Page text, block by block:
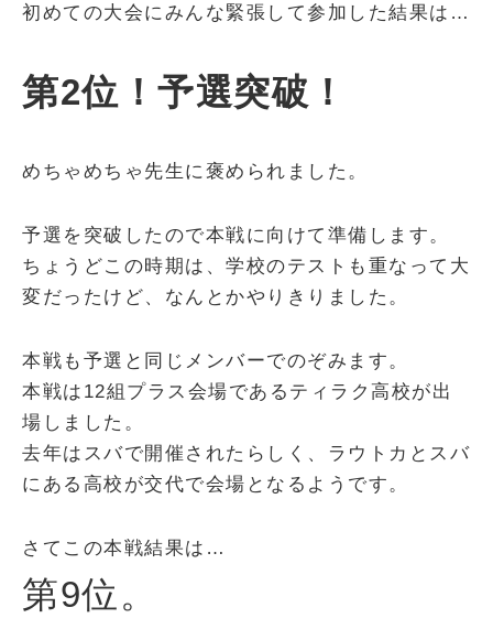
初めての大会にみんな緊張して参加した結果は…
第2位！予選突破！
めちゃめちゃ先生に褒められました。
予選を突破したので本戦に向けて準備します。
ちょうどこの時期は、学校のテストも重なって大
変だったけど、なんとかやりきりました。
本戦も予選と同じメンバーでのぞみます。
本戦は12組プラス会場であるティラク高校が出
場しました。
去年はスバで開催されたらしく、ラウトカとスバ
にある高校が交代で会場となるようです。
さてこの本戦結果は…
第9位。